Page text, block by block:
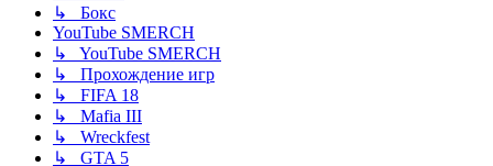
↳ Бокс
YouTube SMERCH
↳ YouTube SMERCH
↳ Прохождение игр
↳ FIFA 18
↳ Mafia III
↳ Wreckfest
↳ GTA 5